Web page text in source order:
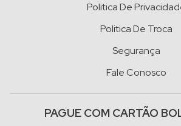
Politica De
Politica De Troca
Segurança
Fale Conosco
PAGUE COM CARTÃO